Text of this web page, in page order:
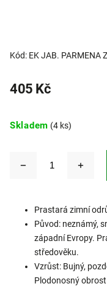
Kód: EK JAB. PARMENA
405 Kč
Skladem (4 ks)
Prastará zimní
Původ: neznámý,
západní Evropy.
středověku.
Vzrůst: Bujný,
Plodonosný